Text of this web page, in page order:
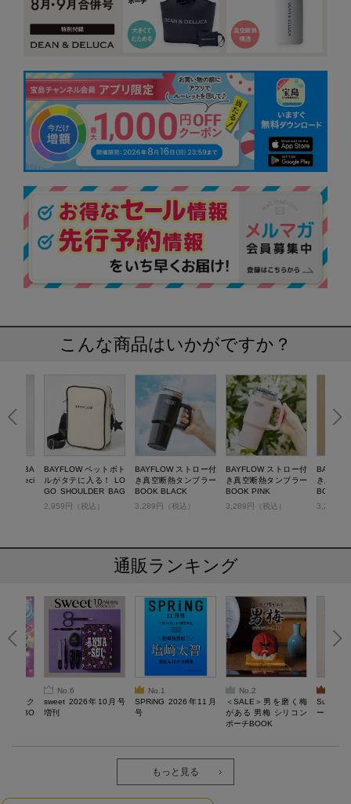
こんな商品はいかがですか？
BA
speci
BAYFLOW ペットボト
ルがタテに入る！ LO
GO SHOULDER BAG
BOOK IVORY special
2,959円（税込）
BAYFLOW ストロー付
き真空断熱タンブラー
BOOK BLACK
3,289円（税込）
BAYFLOW ストロー付
き真空断熱タンブラー
BOOK PINK
3,289円（税込）
き真空
BOOK
3,289円
通販ランキング
るスク
ぷにBO
No.6
sweet 2026年10月号
増刊
No.1
SPRiNG 2026年11月
号
No.2
＜SALE＞男を磨く梅
がある 男梅 シリコン
ポーチBOOK
ーツチャ
もっと見る